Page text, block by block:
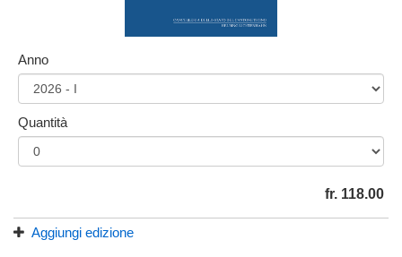
Anno
Quantità
fr. 118.00
Aggiungi edizione